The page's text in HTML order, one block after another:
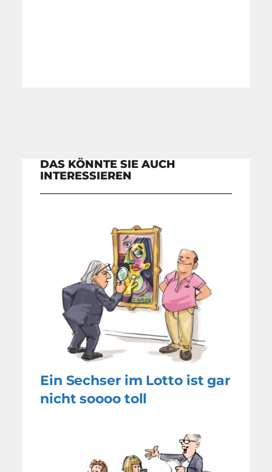
DAS KÖNNTE SIE AUCH
INTERESSIEREN
Ein Sechser im Lotto ist gar
nicht soooo toll